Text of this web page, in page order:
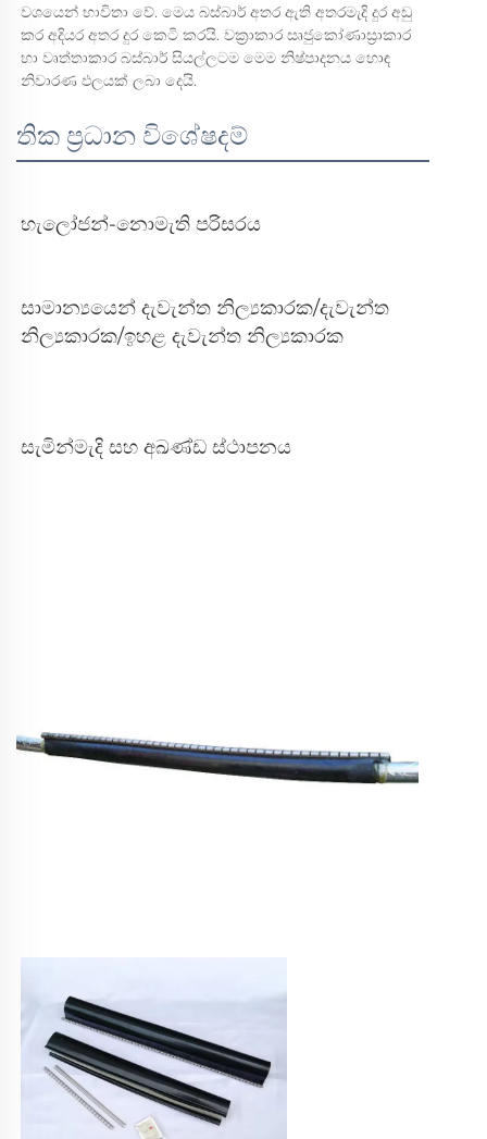
වශයෙන් භාවිතා වේ. මෙය බස්බාර් අතර ඇති අතරමැදි දුර අඩු
කර අදියර අතර දුර කෙටි කරයි. වක්‍රාකාර සෘජුකෝණාස්‍රාකාර
හා වෘත්තාකාර බස්බාර් සියල්ලටම මෙම නිෂ්පාදනය හොඳ
නිවාරණ ඵලයක් ලබා දෙයි.
තික ප්‍රධාන විශේෂදම්
හැලෝජන්-නොමැති පරිසරය
සාමාන්‍යයෙන් දැවැන්ත නිල්‍යකාරක/දැවැන්ත
නිල්‍යකාරක/ඉහළ දැවැන්ත නිල්‍යකාරක
සැමින්මැදි සහ අඛණ්ඩ ස්ථාපනය